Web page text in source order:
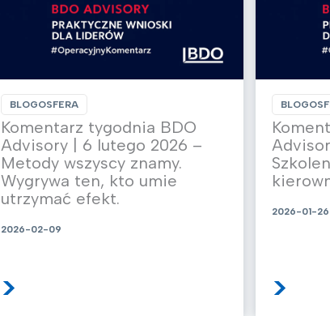
BLOGOSFERA
Komentarz tygodnia BDO
Advisory | 6 lutego 2026 –
Metody wszyscy znamy.
Wygrywa ten, kto umie
utrzymać efekt.
2026-02-09
>
2026-01-26
>